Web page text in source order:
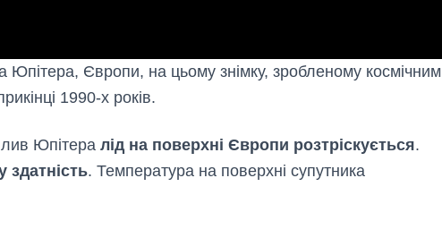
Юпітера, Європи, на цьому знімку, зробленому космічним
1990-х років.
Юпітера лід на поверхні Європи розтріскується.
здатність. Температура на поверхні супутника